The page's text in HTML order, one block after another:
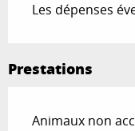
Les dépenses
Prestations
Animaux non